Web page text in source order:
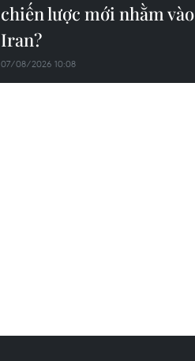
chiến lược mới nhằm vào
Iran?
07/08/2026 10:08